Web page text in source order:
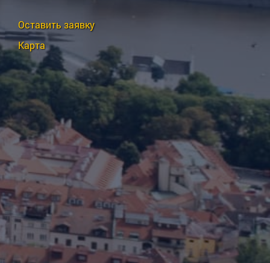
Оставить заявку
Карта